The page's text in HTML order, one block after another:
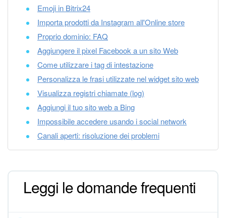
CRM
Prenotazione online
Contact Center
Sales Center
Analisi CRM
Generatore BI
Siti e store
Leggi le domande frequenti
Emoji in Bitrix24
Importa prodotti da Instagram all'Online store
Proprio dominio: FAQ
Aggiungere il pixel Facebook a un sito Web
Come utilizzare i tag di intestazione
Personalizza le frasi utilizzate nel widget sito web
Visualizza registri chiamate (log)
Aggiungi il tuo sito web a Bing
Impossibile accedere usando i social network
Canali aperti: risoluzione dei problemi